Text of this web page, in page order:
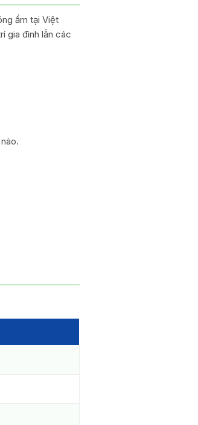
ẩm tại Việt
gia đình lẫn các